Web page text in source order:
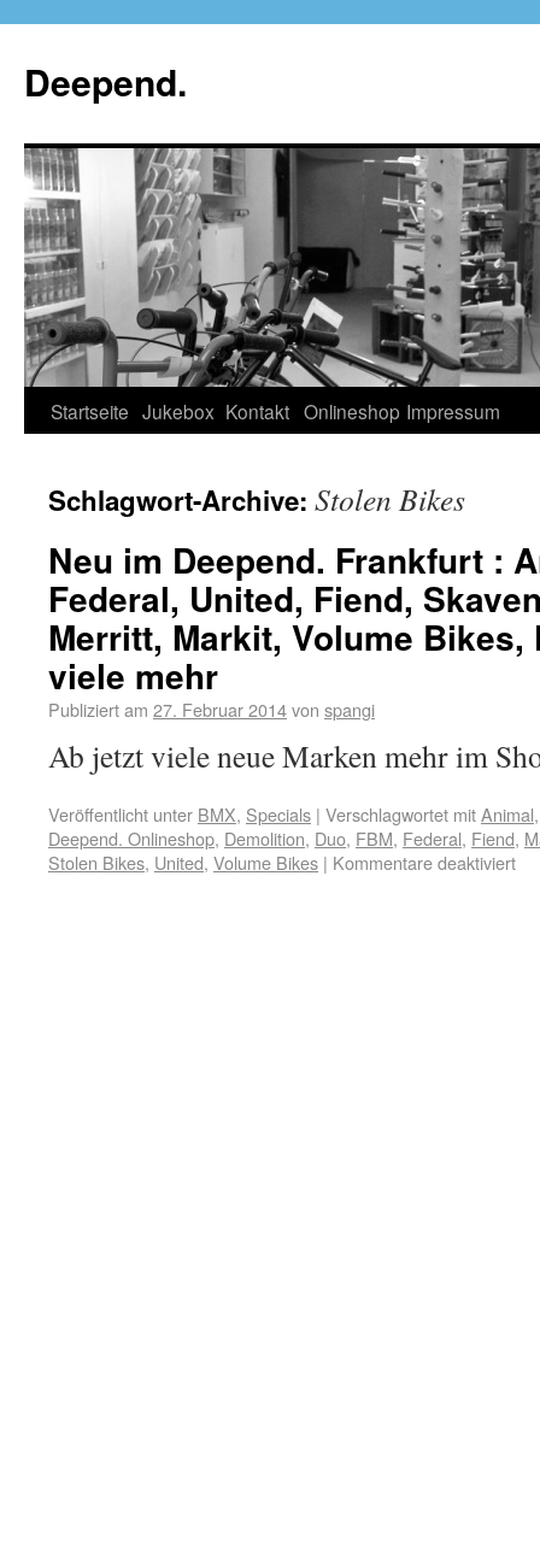
Deepend.
Startseite Jukebox Kontakt Onlineshop Impressum
Schlagwort-Archive: Stolen Bikes
Neu im Deepend. Frankfurt :
Federal, United, Fiend,
Merritt, Markit, Volume Bikes,
viele mehr
Publiziert am 27. Februar 2014von spangi
Ab jetzt viele neue Marken mehr im
Veröffentlicht unter BMX, Specials | Verschlagwortet mitAnimal
Deepend. Onlineshop, Demolition, Duo, FBM, Federal, Fiend,
Stolen Bikes, United, Volume Bikes | Kommentare deaktiviert